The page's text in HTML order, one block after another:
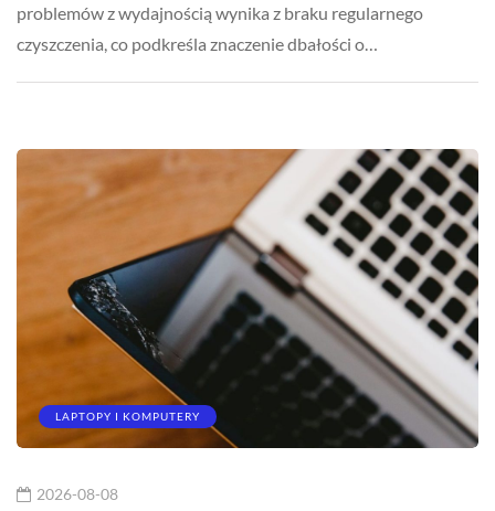
problemów z wydajnością wynika z braku regularnego
czyszczenia, co podkreśla znaczenie dbałości o…
LAPTOPY I KOMPUTERY
2026-08-08